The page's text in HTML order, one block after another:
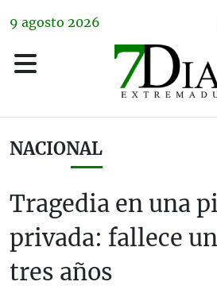
9 agosto 2026
NACIONAL
Tragedia en una
privada: fallece
tres años